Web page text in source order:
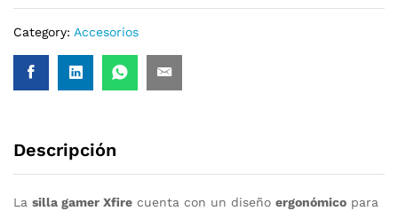
Category: Accesorios
Descripción
La silla gamer Xfire cuenta con un diseño ergonómico para